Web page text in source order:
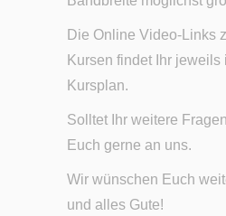
Die Online Video-Links
Kursen findet Ihr jeweils
Kursplan.
Solltet Ihr weitere
Euch gerne an uns.
Wir wünschen Euch
und alles Gute!